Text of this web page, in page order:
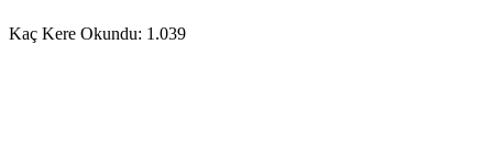
Kaç Kere Okundu: 1.039